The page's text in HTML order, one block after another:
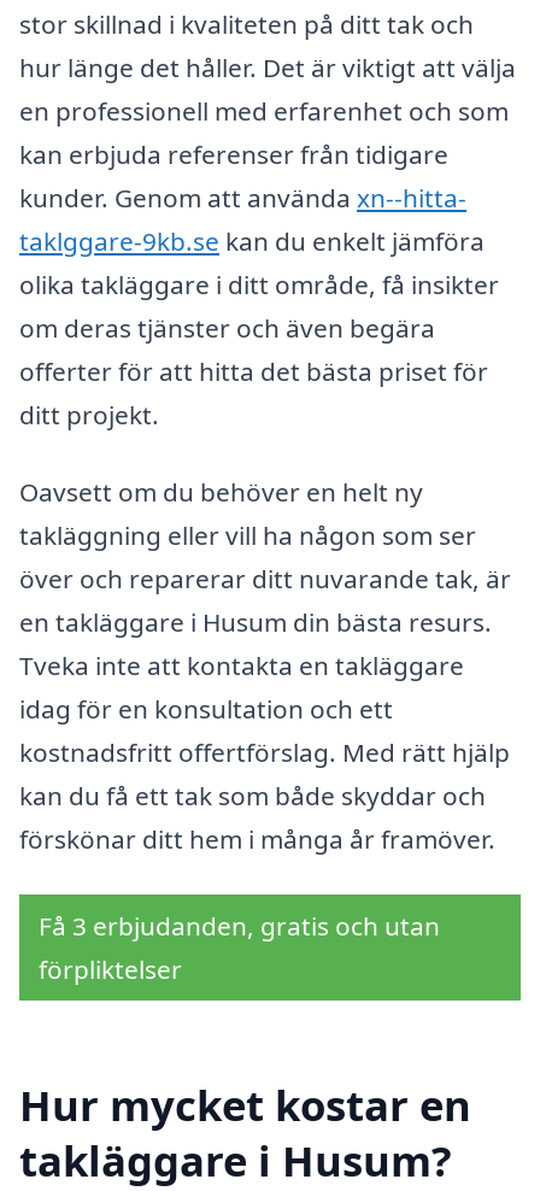
stor skillnad i kvaliteten på ditt tak och
hur länge det håller. Det är viktigt att välja
en professionell med erfarenhet och som
kan erbjuda referenser från tidigare
kunder. Genom att använda xn--hitta-
taklggare-9kb.se kan du enkelt jämföra
olika takläggare i ditt område, få insikter
om deras tjänster och även begära
offerter för att hitta det bästa priset för
ditt projekt.
Oavsett om du behöver en helt ny
takläggning eller vill ha någon som ser
över och reparerar ditt nuvarande tak, är
en takläggare i Husum din bästa resurs.
Tveka inte att kontakta en takläggare
idag för en konsultation och ett
kostnadsfritt offertförslag. Med rätt hjälp
kan du få ett tak som både skyddar och
förskönar ditt hem i många år framöver.
Få 3 erbjudanden, gratis och utan
förpliktelser
Hur mycket kostar en
takläggare i Husum?